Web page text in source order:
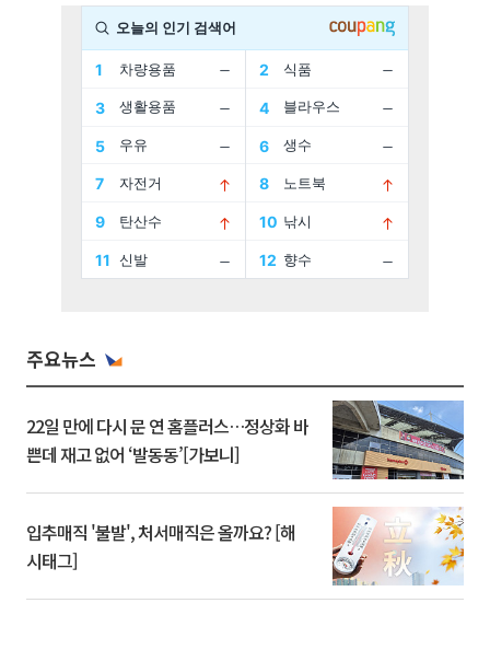
주요뉴스
22일 만에 다시 문 연 홈플러스…정상화 바
쁜데 재고 없어 ‘발동동’[가보니]
입추매직 '불발', 처서매직은 올까요? [해
시태그]